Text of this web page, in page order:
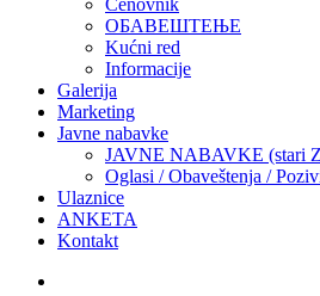
Cenovnik
ОБАВЕШТЕЊЕ
Kućni red
Informacije
Galerija
Marketing
Javne nabavke
JAVNE NABAVKE (stari
Oglasi / Obaveštenja /
Ulaznice
ANKETA
Kontakt